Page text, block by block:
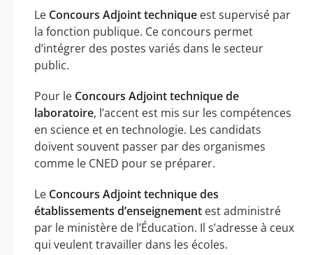
Le Concours Adjoint technique est supervisé par
la fonction publique. Ce concours permet
d’intégrer des postes variés dans le secteur
public.
Pour le Concours Adjoint technique de
laboratoire, l’accent est mis sur les compétences
en science et en technologie. Les candidats
doivent souvent passer par des organismes
comme le CNED pour se préparer.
Le Concours Adjoint technique des
établissements d’enseignement est administré
par le ministère de l’Éducation. Il s’adresse à ceux
qui veulent travailler dans les écoles.